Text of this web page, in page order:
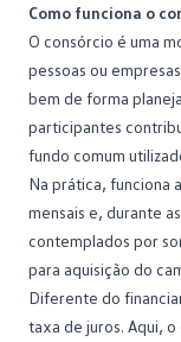
Como funciona o
O consórcio é uma
pessoas ou
bem de forma
participantes
fundo comum
Na prática, funciona
mensais e, durante
contemplados por
para aquisição do
Diferente do
taxa de juros. Aqui,